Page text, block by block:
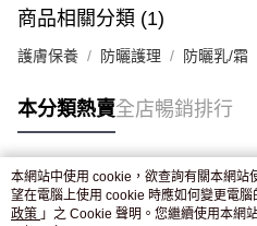
付款後門市自取，訂單確認後2-4個
商品相關分類 (1)
護膚保養 防曬護理 防曬乳/霜
本分類熱賣全店暢銷排行
熱門標籤
本網站中使用 cookie，欲查詢有關本網站
望在電腦上使用 cookie 時應如何變更電
政策 」之 Cookie 聲明。您繼續使用本網